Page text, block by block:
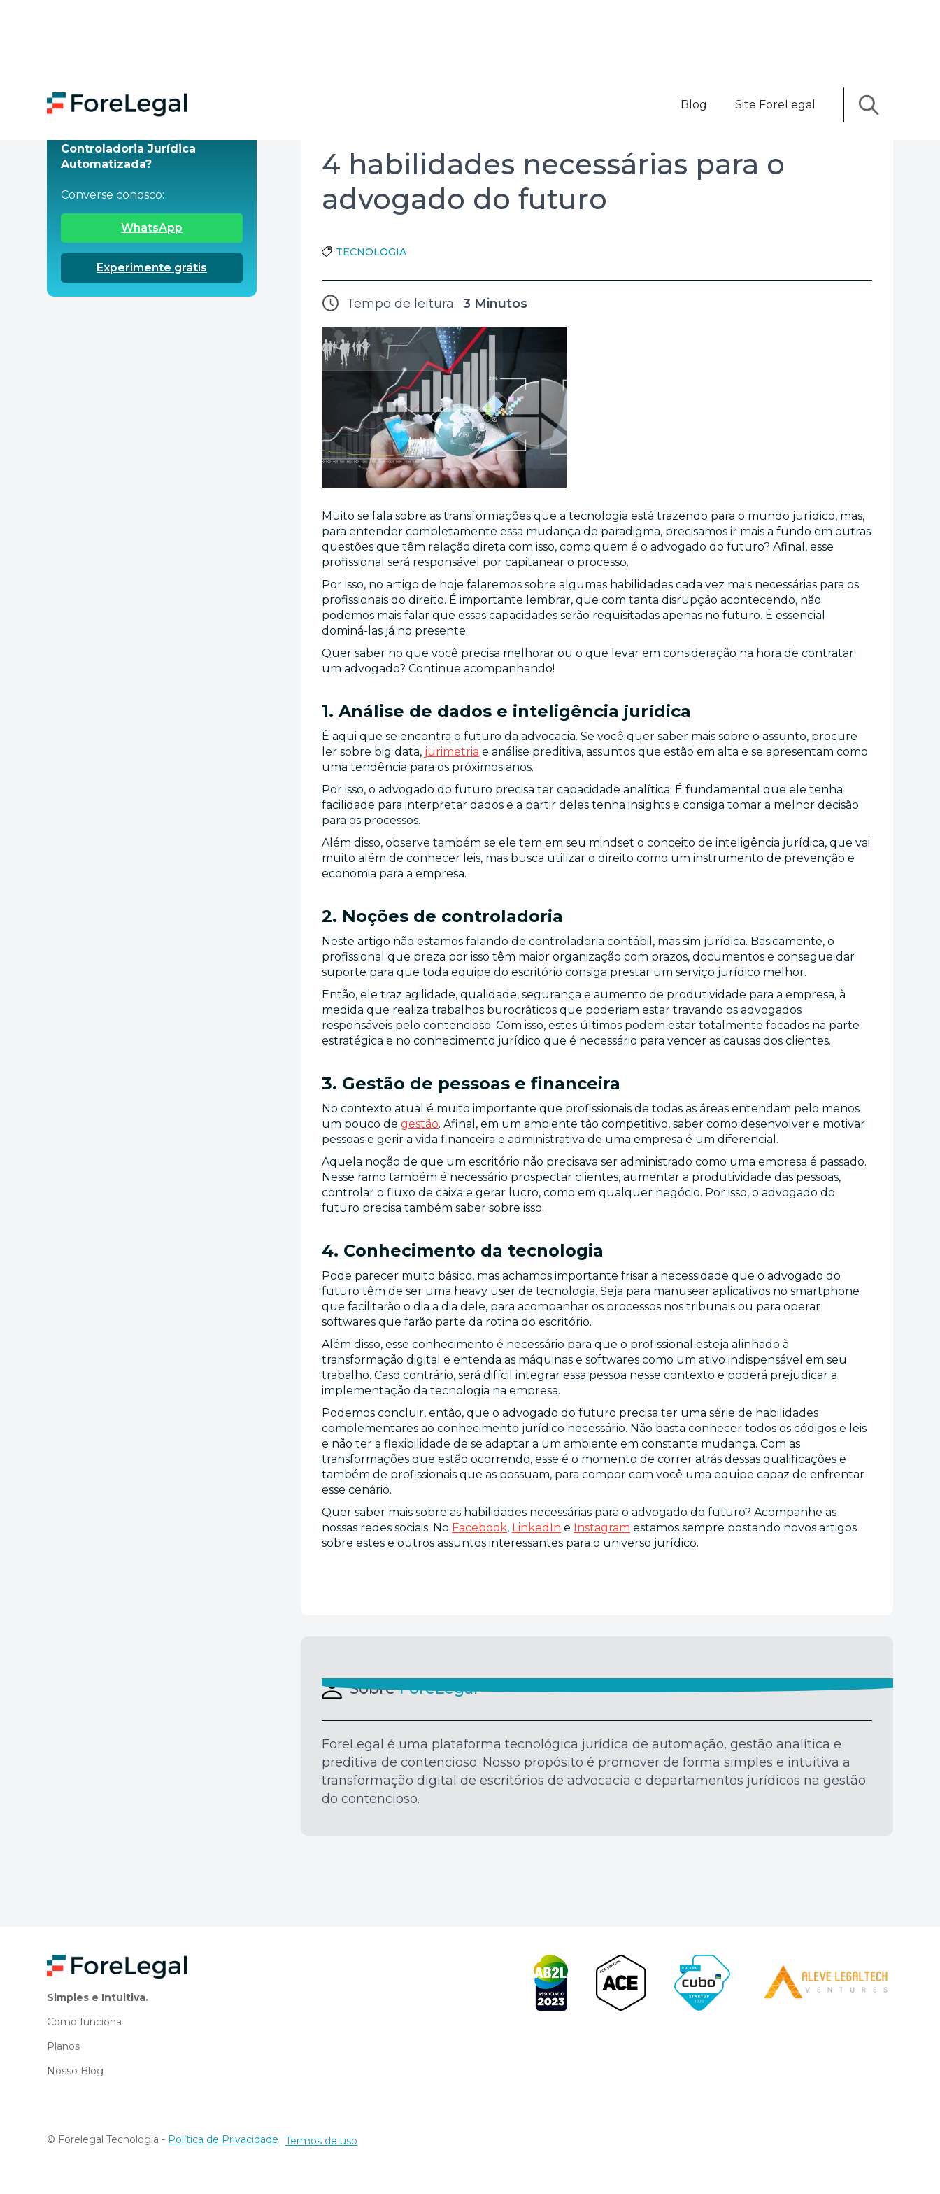
Blog Site ForeLegal
Controladoria Jurídica
Automatizada?
Converse conosco:
WhatsApp
Experimente grátis
4 habilidades necessárias para o
advogado do futuro
TECNOLOGIA
Tempo de leitura: 3 Minutos
Muito se fala sobre as transformações que a tecnologia está trazendo para o mundo jurídico, mas,
para entender completamente essa mudança de paradigma, precisamos ir mais a fundo em outras
questões que têm relação direta com isso, como quem é o advogado do futuro? Afinal, esse
profissional será responsável por capitanear o processo.
Por isso, no artigo de hoje falaremos sobre algumas habilidades cada vez mais necessárias para os
profissionais do direito. É importante lembrar, que com tanta disrupção acontecendo, não
podemos mais falar que essas capacidades serão requisitadas apenas no futuro. É essencial
dominá-las já no presente.
Quer saber no que você precisa melhorar ou o que levar em consideração na hora de contratar
um advogado? Continue acompanhando!
1. Análise de dados e inteligência jurídica
É aqui que se encontra o futuro da advocacia. Se você quer saber mais sobre o assunto, procure
ler sobre big data, jurimetria e análise preditiva, assuntos que estão em alta e se apresentam como
uma tendência para os próximos anos.
Por isso, o advogado do futuro precisa ter capacidade analítica. É fundamental que ele tenha
facilidade para interpretar dados e a partir deles tenha insights e consiga tomar a melhor decisão
para os processos.
Além disso, observe também se ele tem em seu mindset o conceito de inteligência jurídica, que vai
muito além de conhecer leis, mas busca utilizar o direito como um instrumento de prevenção e
economia para a empresa.
2. Noções de controladoria
Neste artigo não estamos falando de controladoria contábil, mas sim jurídica. Basicamente, o
profissional que preza por isso têm maior organização com prazos, documentos e consegue dar
suporte para que toda equipe do escritório consiga prestar um serviço jurídico melhor.
Então, ele traz agilidade, qualidade, segurança e aumento de produtividade para a empresa, à
medida que realiza trabalhos burocráticos que poderiam estar travando os advogados
responsáveis pelo contencioso. Com isso, estes últimos podem estar totalmente focados na parte
estratégica e no conhecimento jurídico que é necessário para vencer as causas dos clientes.
3. Gestão de pessoas e financeira
No contexto atual é muito importante que profissionais de todas as áreas entendam pelo menos
um pouco degestão. Afinal, em um ambiente tão competitivo, saber como desenvolver e motivar
pessoas e gerir a vida financeira e administrativa de uma empresa é um diferencial.
Aquela noção de que um escritório não precisava ser administrado como uma empresa é passado.
Nesse ramo também é necessário prospectar clientes, aumentar a produtividade das pessoas,
controlar o fluxo de caixa e gerar lucro, como em qualquer negócio. Por isso, o advogado do
futuro precisa também saber sobre isso.
4. Conhecimento da tecnologia
Pode parecer muito básico, mas achamos importante frisar a necessidade que o advogado do
futuro têm de ser uma heavy user de tecnologia. Seja para manusear aplicativos no smartphone
que facilitarão o dia a dia dele, para acompanhar os processos nos tribunais ou para operar
softwares que farão parte da rotina do escritório.
Além disso, esse conhecimento é necessário para que o profissional esteja alinhado à
transformação digital e entenda as máquinas e softwares como um ativo indispensável em seu
trabalho. Caso contrário, será difícil integrar essa pessoa nesse contexto e poderá prejudicar a
implementação da tecnologia na empresa.
Podemos concluir, então, que o advogado do futuro precisa ter uma série de habilidades
complementares ao conhecimento jurídico necessário. Não basta conhecer todos os códigos e leis
e não ter a flexibilidade de se adaptar a um ambiente em constante mudança. Com as
transformações que estão ocorrendo, esse é o momento de correr atrás dessas qualificações e
também de profissionais que as possuam, para compor com você uma equipe capaz de enfrentar
esse cenário.
Quer saber mais sobre as habilidades necessárias para o advogado do futuro? Acompanhe as
nossas redes sociais. No Facebook, LinkedIn e Instagram estamos sempre postando novos artigos
sobre estes e outros assuntos interessantes para o universo jurídico.
Sobre ForeLegal
ForeLegal é uma plataforma tecnológica jurídica de automação, gestão analítica e
preditiva de contencioso. Nosso propósito é promover de forma simples e intuitiva a
transformação digital de escritórios de advocacia e departamentos jurídicos na gestão
do contencioso.
Simples e Intuitiva.
Como funciona
Planos
Nosso Blog
© Forelegal Tecnologia - Política de Privacidade Termos de uso